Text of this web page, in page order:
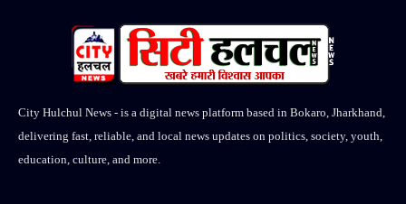
City Hulchul News - is a digital news platform based in Bokaro, Jharkhand,
delivering fast, reliable, and local news updates on politics, society, youth,
education, culture, and more.